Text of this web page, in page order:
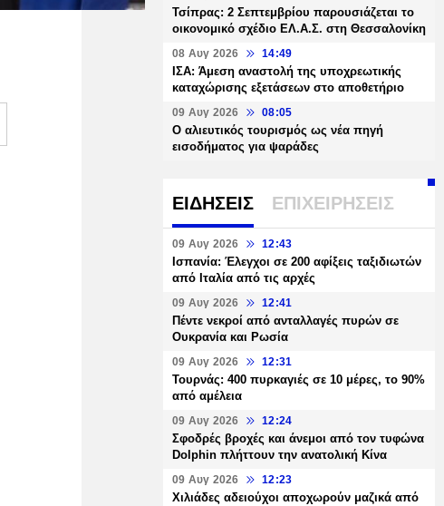
Τσίπρας: 2 Σεπτεμβρίου παρουσιάζεται το
οικονομικό σχέδιο ΕΛ.Α.Σ. στη Θεσσαλονίκη
08 Αυγ 2026 14:49
ΙΣΑ: Άμεση αναστολή της υποχρεωτικής
καταχώρισης εξετάσεων στο αποθετήριο
09 Αυγ 2026 08:05
Ο αλιευτικός τουρισμός ως νέα πηγή
εισοδήματος για ψαράδες
ΕΙΔΗΣΕΙΣ ΕΠΙΧΕΙΡΗΣΕΙΣ
09 Αυγ 2026 12:43
Ισπανία: Έλεγχοι σε 200 αφίξεις ταξιδιωτών
από Ιταλία από τις αρχές
09 Αυγ 2026 12:41
Πέντε νεκροί από ανταλλαγές πυρών σε
Ουκρανία και Ρωσία
09 Αυγ 2026 12:31
Τουρνάς: 400 πυρκαγιές σε 10 μέρες, το 90%
από αμέλεια
09 Αυγ 2026 12:24
Σφοδρές βροχές και άνεμοι από τον τυφώνα
Dolphin πλήττουν την ανατολική Κίνα
09 Αυγ 2026 12:23
Χιλιάδες αδειούχοι αποχωρούν μαζικά από